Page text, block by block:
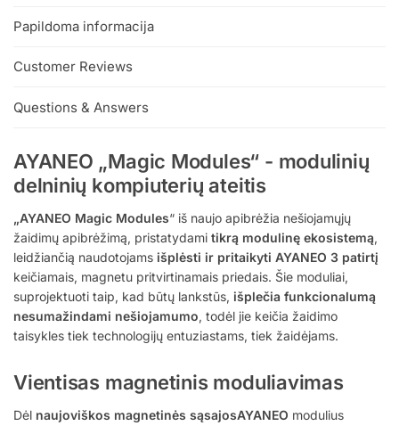
Papildoma informacija
Customer Reviews
Questions & Answers
AYANEO „Magic Modules“ - modulinių
delninių kompiuterių ateitis
„AYANEO Magic Modules“ iš naujo apibrėžia nešiojamųjų
žaidimų apibrėžimą, pristatydami tikrą modulinę ekosistemą,
leidžiančią naudotojams išplėsti ir pritaikyti AYANEO 3 patirtį
keičiamais, magnetu pritvirtinamais priedais. Šie moduliai,
suprojektuoti taip, kad būtų lankstūs, išplečia funkcionalumą
nesumažindami nešiojamumo, todėl jie keičia žaidimo
taisykles tiek technologijų entuziastams, tiek žaidėjams.
Vientisas magnetinis moduliavimas
Dėl naujoviškos magnetinės sąsajosAYANEO modulius